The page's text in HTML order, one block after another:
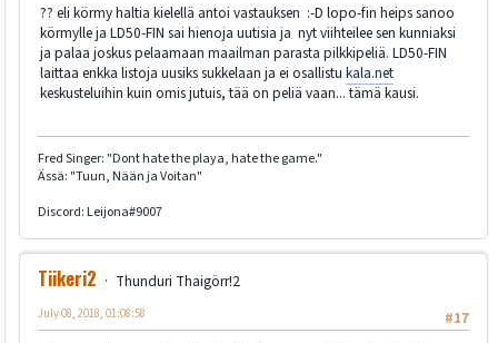
?? eli körmy haltia kielellä antoi vastauksen :-D lopo-fin heips sanoo
körmylle ja LD50-FIN sai hienoja uutisia ja nyt viihteilee sen kunniaksi
ja palaa joskus pelaamaan maailman parasta pilkkipeliä. LD50-FIN
laittaa enkka listoja uusiks sukkelaan ja ei osallistu kala.net
keskusteluihin kuin omis jutuis, tää on peliä vaan... tämä kausi.
Fred Singer: "Dont hate the playa, hate the game."
Ässä: "Tuun, Nään ja Voitan"
Discord: Leijona#9007
Tiikeri2
Thunduri Thaigörr!2
#17
July 08, 2018, 01:08:58